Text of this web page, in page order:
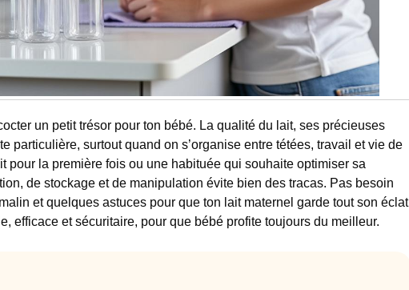
un petit trésor pour ton bébé. La qualité du lait, ses précieuses
particulière, surtout quand on s’organise entre tétées, travail et vie de
pour la première fois ou une habituée qui souhaite optimiser sa
de stockage et de manipulation évite bien des tracas. Pas besoin
et quelques astuces pour que ton lait maternel garde tout son éclat
efficace et sécuritaire, pour que bébé profite toujours du meilleur.